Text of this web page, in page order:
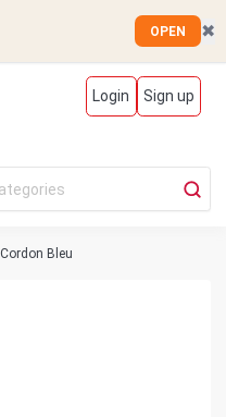
OPEN ✖
Login Sign up
Bleu